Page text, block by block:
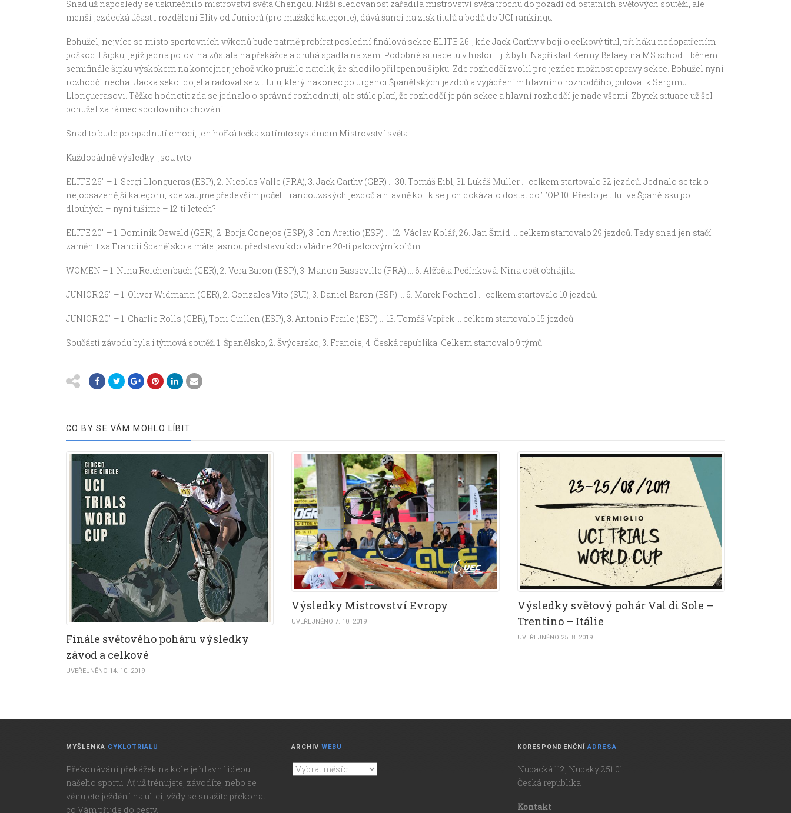
Snad už naposledy se uskutečnilo mistrovství světa Chengdu. Nižší sledovanost zařadila mistrovství světa trochu do pozadí od ostatních světových soutěží, ale
menší jezdecká účast i rozdělení Elity od Juniorů (pro mužské kategorie), dává šanci na zisk titulů a bodů do UCI rankingu.
Bohužel, nejvíce se místo sportovních výkonů bude patrně probírat poslední finálová sekce ELITE 26″, kde Jack Carthy v boji o celkový titul, při háku nedopatřením
poškodil šipku, jejíž jedna polovina zůstala na překážce a druhá spadla na zem. Podobné situace tu v historii již byli. Například Kenny Belaey na MS schodil během
semifinále šipku výskokem na kontejner, jehož víko pružilo natolik, že shodilo přilepenou šipku. Zde rozhodčí zvolil pro jezdce možnost opravy sekce. Bohužel nyní
rozhodčí nechal Jacka sekci dojet a radovat se z titulu, který nakonec po urgenci Španělských jezdců a vyjádřením hlavního rozhodčího, putoval k Sergimu
Llonguerasovi. Těžko hodnotit zda se jednalo o správné rozhodnutí, ale stále platí, že rozhodčí je pán sekce a hlavní rozhodčí je nade všemi. Zbytek situace už šel
bohužel za rámec sportovního chování.
Snad to bude po opadnutí emocí, jen hořká tečka za tímto systémem Mistrovství světa.
Každopádně výsledky jsou tyto:
ELITE 26″ – 1. Sergi Llongueras (ESP), 2. Nicolas Valle (FRA), 3. Jack Carthy (GBR) … 30. Tomáš Eibl, 31. Lukáš Muller … celkem startovalo 32 jezdců. Jednalo se tak o
nejobsazenější kategorii, kde zaujme především počet Francouzských jezdců a hlavně kolik se jich dokázalo dostat do TOP 10. Přesto je titul ve Španělsku po
dlouhých – nyní tušíme – 12-ti letech?
ELITE 20″ – 1. Dominik Oswald (GER), 2. Borja Conejos (ESP), 3. Ion Areitio (ESP) … 12. Václav Kolář, 26. Jan Šmíd … celkem startovalo 29 jezdců. Tady snad jen stačí
zaměnit za Francii Španělsko a máte jasnou představu kdo vládne 20-ti palcovým kolům.
WOMEN – 1. Nina Reichenbach (GER), 2. Vera Baron (ESP), 3. Manon Basseville (FRA) … 6. Alžběta Pečínková. Nina opět obhájila.
JUNIOR 26″ – 1. Oliver Widmann (GER), 2. Gonzales Vito (SUI), 3. Daniel Baron (ESP) … 6. Marek Pochtiol … celkem startovalo 10 jezdců.
JUNIOR 20″ – 1. Charlie Rolls (GBR), Toni Guillen (ESP), 3. Antonio Fraile (ESP) … 13. Tomáš Vepřek … celkem startovalo 15 jezdců.
Součástí závodu byla i týmová soutěž. 1. Španělsko, 2. Švýcarsko, 3. Francie, 4. Česká republika. Celkem startovalo 9 týmů.
CO BY SE VÁM MOHLO LÍBIT
Finále světového poháru výsledky
závod a celkové
UVEŘEJNĚNO 14. 10. 2019
Výsledky Mistrovství Evropy
UVEŘEJNĚNO 7. 10. 2019
Výsledky světový pohár Val di Sole –
Trentino – Itálie
UVEŘEJNĚNO 25. 8. 2019
MYŠLENKA CYKLOTRIALU
Překonávání překážek na kole je hlavní ideou
našeho sportu. Ať už trénujete, závodíte, nebo se
věnujete ježdění na ulici, vždy se snažíte překonat
co Vám příjde do cesty.
ARCHIVWEBU
Archiv
KORESPONDENČNÍADRESA
Nupacká 112, Nupaky 251 01
Česká republika
Kontakt